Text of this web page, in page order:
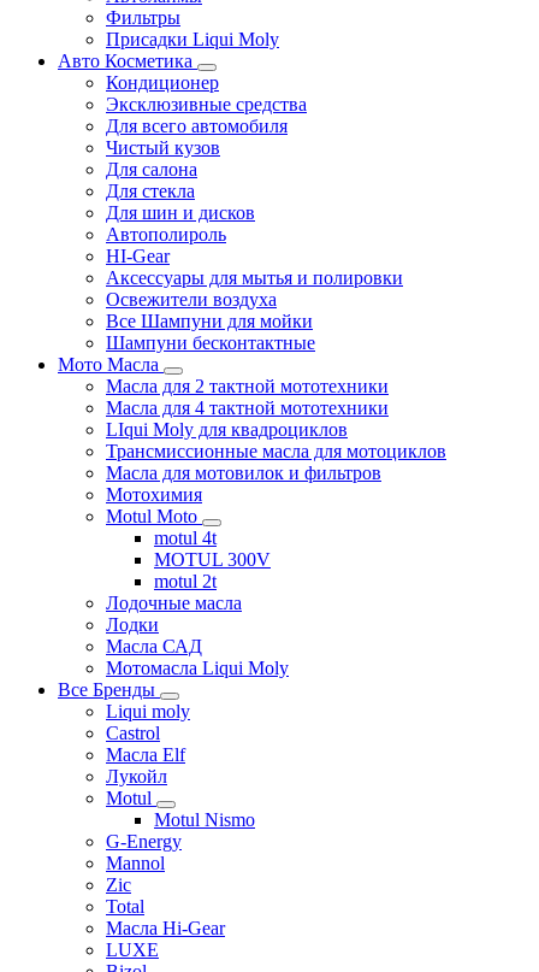
Фильтры
Присадки Liqui Moly
Авто Косметика
Кондиционер
Эксклюзивные средства
Для всего автомобиля
Чистый кузов
Для салона
Для стекла
Для шин и дисков
Автополироль
HI-Gear
Аксессуары для мытья и полировки
Освежители воздуха
Все Шампуни для мойки
Шампуни бесконтактные
Мото Масла
Масла для 2 тактной мототехники
Масла для 4 тактной мототехники
LIqui Moly для квадроциклов
Трансмиссионные масла для мотоциклов
Масла для мотовилок и фильтров
Мотохимия
Motul Moto
motul 4t
MOTUL 300V
motul 2t
Лодочные масла
Лодки
Масла САД
Мотомасла Liqui Moly
Все Бренды
Liqui moly
Castrol
Масла Elf
Лукойл
Motul
Motul Nismo
G-Energy
Mannol
Zic
Total
Масла Hi-Gear
LUXE